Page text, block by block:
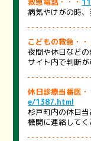
病気やけがの時、
こどもの救急・・
夜間や休日などの
サイト内で判断が
休日診療当番医・
e/1387.html
杉戸町内の休日
機関に連絡してく